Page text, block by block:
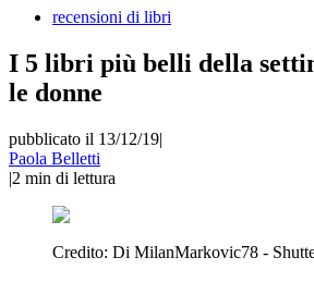
recensioni di libri
I 5 libri più belli della
le donne
pubblicato il 13/12/19|
Paola Belletti
|2 min di lettura
Credito: Di MilanMarkovic78 -